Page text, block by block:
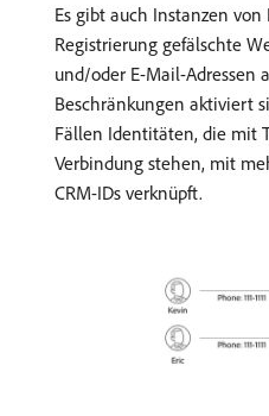
Es gibt auch Instanzen
Registrierung gefälschte
und/oder E-Mail-Adressen
Beschränkungen aktiviert
Fällen Identitäten, die mit
Verbindung stehen, mit
CRM-IDs verknüpft.